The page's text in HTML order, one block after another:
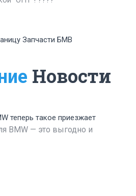
Запчасти БМВ
Новости
теперь такое приезжает
BMW — это выгодно и